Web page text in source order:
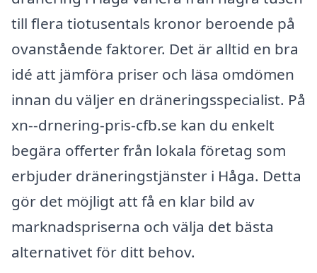
till flera tiotusentals kronor beroende på
ovanstående faktorer. Det är alltid en bra
idé att jämföra priser och läsa omdömen
innan du väljer en dräneringsspecialist. På
xn--drnering-pris-cfb.se kan du enkelt
begära offerter från lokala företag som
erbjuder dräneringstjänster i Håga. Detta
gör det möjligt att få en klar bild av
marknadspriserna och välja det bästa
alternativet för ditt behov.